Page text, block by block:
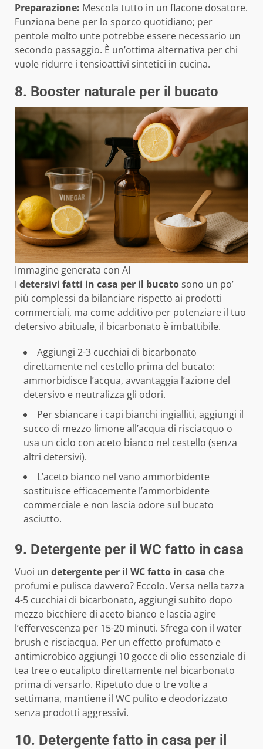
Preparazione: Mescola tutto in un flacone dosatore.
Funziona bene per lo sporco quotidiano; per
pentole molto unte potrebbe essere necessario un
secondo passaggio. È un’ottima alternativa per chi
vuole ridurre i tensioattivi sintetici in cucina.
8. Booster naturale per il bucato
Immagine generata con AI
I detersivi fatti in casa per il bucatosono un po’
più complessi da bilanciare rispetto ai prodotti
commerciali, ma come additivo per potenziare il tuo
detersivo abituale, il bicarbonato è imbattibile.
Aggiungi 2-3 cucchiai di bicarbonato
direttamente nel cestello prima del bucato:
ammorbidisce l’acqua, avvantaggia l’azione del
detersivo e neutralizza gli odori.
Per sbiancare i capi bianchi ingialliti, aggiungi il
succo di mezzo limone all’acqua di risciacquo o
usa un ciclo con aceto bianco nel cestello (senza
altri detersivi).
L’aceto bianco nel vano ammorbidente
sostituisce efficacemente l’ammorbidente
commerciale e non lascia odore sul bucato
asciutto.
9. Detergente per il WC fatto in casa
Vuoi un detergente per il WC fatto in casa che
profumi e pulisca davvero? Eccolo. Versa nella tazza
4-5 cucchiai di bicarbonato, aggiungi subito dopo
mezzo bicchiere di aceto bianco e lascia agire
l’effervescenza per 15-20 minuti. Sfrega con il water
brush e risciacqua. Per un effetto profumato e
antimicrobico aggiungi 10 gocce di olio essenziale di
tea tree o eucalipto direttamente nel bicarbonato
prima di versarlo. Ripetuto due o tre volte a
settimana, mantiene il WC pulito e deodorizzato
senza prodotti aggressivi.
10. Detergente fatto in casa per il